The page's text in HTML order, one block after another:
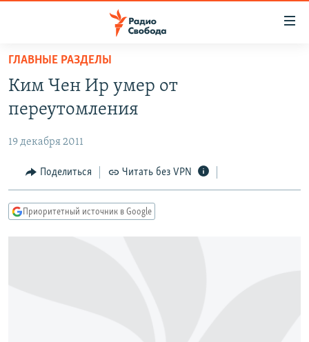
упрощенного
доступа
основному
Вернутся
главной
навигации
Вернутся
АВТОРСКИЕ ПРОЕКТЫ
ЦИТАТЫ СВОБОДЫ
МНЕНИЯ
IDEL.РЕАЛИИ
ГЛАВНЫЕ РАЗДЕЛЫ
Ким Чен Ир умер от
переутомления
19 декабря 2011
Поделиться Читать без VPN
Приоритетный источник в Google